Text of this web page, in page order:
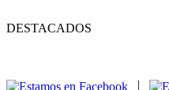
DESTACADOS